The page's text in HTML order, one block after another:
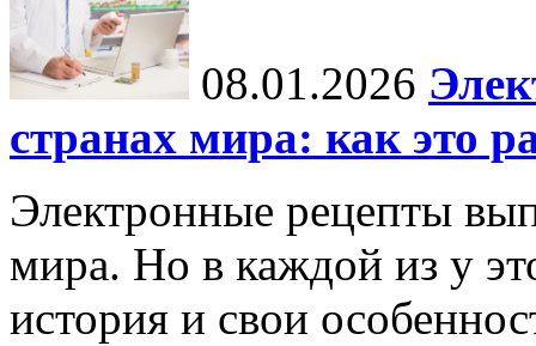
08.01.2026
странах мира: как это
Электронные рецепты
мира. Но в каждой из у
история и свои